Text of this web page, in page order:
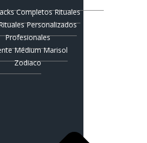
Completos Rituales
Personalizados
Profesionales
Médium Marisol
Zodiaco